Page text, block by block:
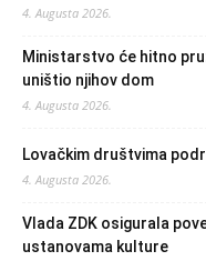
4. Augusta 2026.
Ministarstvo će hitno
uništio njihov dom
4. Augusta 2026.
Lovačkim društvima
4. Augusta 2026.
Vlada ZDK osigurala
ustanovama kulture